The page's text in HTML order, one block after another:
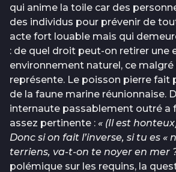
qui anime la toile car des
des individus pour prévenir de
acte fort louable mais qui
: de quel droit peut-on retirer une
environnement naturel, ce malgré
représente. Le poisson pierre fait
de la faune marine réunionnaise.
internaute passablement outré a
assez pertinente : « (Il est
Donc si on fait l’inverse, si tu es «
terriens, va-t-on te noyer en mer
polémique sur les requins, la